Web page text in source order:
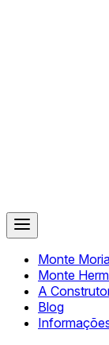
Monte
Monte
A
Blog